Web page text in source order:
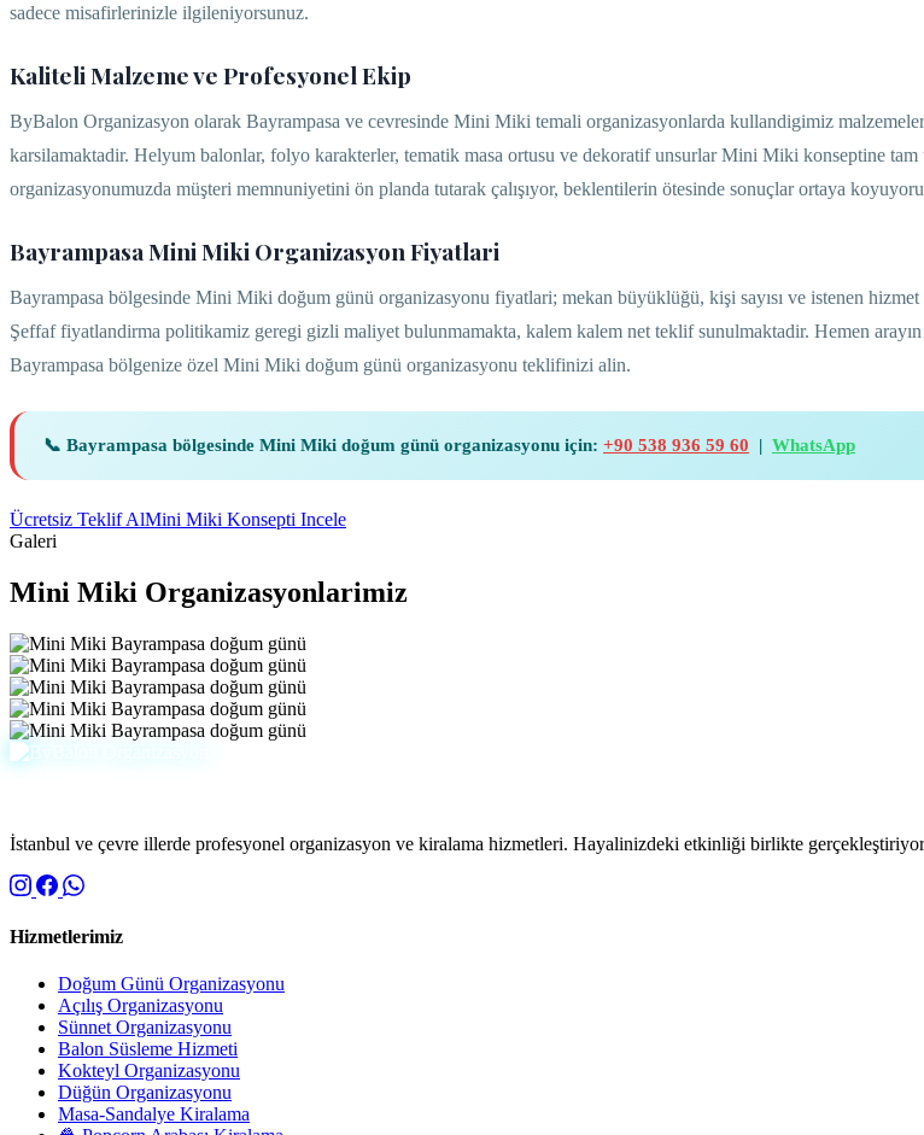
sadece misafirlerinizle ilgileniyorsunuz.
Kaliteli Malzeme ve Profesyonel Ekip
ByBalon Organizasyon olarak Bayrampasa ve cevresinde Mini Miki temali organizasyonlarda kullandigimiz
karsilamaktadir. Helyum balonlar, folyo karakterler, tematik masa ortusu ve dekoratif unsurlar Mini Miki konseptine tam
organizasyonumuzda müşteri memnuniyetini ön planda tutarak çalışıyor, beklentilerin ötesinde sonuçlar ortaya
Bayrampasa Mini Miki Organizasyon Fiyatlari
Bayrampasa bölgesinde Mini Miki doğum günü organizasyonu fiyatlari; mekan büyüklüğü, kişi sayısı ve istenen hizmet
Şeffaf fiyatlandirma politikamiz geregi gizli maliyet bulunmamakta, kalem kalem net teklif sunulmaktadir. Hemen
Bayrampasa bölgenize özel Mini Miki doğum günü organizasyonu teklifinizi alin.
📞 Bayrampasa bölgesinde Mini Miki doğum günü organizasyonu için: +90 538 936 59 60 | WhatsApp
Ücretsiz Teklif AlMini Miki Konsepti Incele
Galeri
Mini Miki Organizasyonlarimiz
İstanbul ve çevre illerde profesyonel organizasyon ve kiralama hizmetleri. Hayalinizdeki etkinliği birlikte
Hizmetlerimiz
Doğum Günü Organizasyonu
Açılış Organizasyonu
Sünnet Organizasyonu
Balon Süsleme Hizmeti
Kokteyl Organizasyonu
Düğün Organizasyonu
Masa-Sandalye Kiralama